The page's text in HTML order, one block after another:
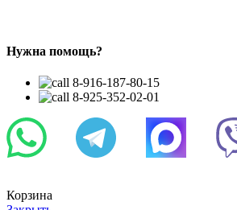
Нужна помощь?
8-916-187-80-15
8-925-352-02-01
Корзина